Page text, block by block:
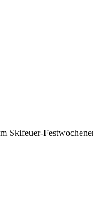
Skifeuer-